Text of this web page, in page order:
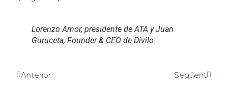
Lorenzo Amor, presidente de ATA y Juan
Guruceta, Founder & CEO de Divilo
Anterior Següent